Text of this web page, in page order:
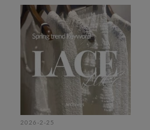
2026-2-25